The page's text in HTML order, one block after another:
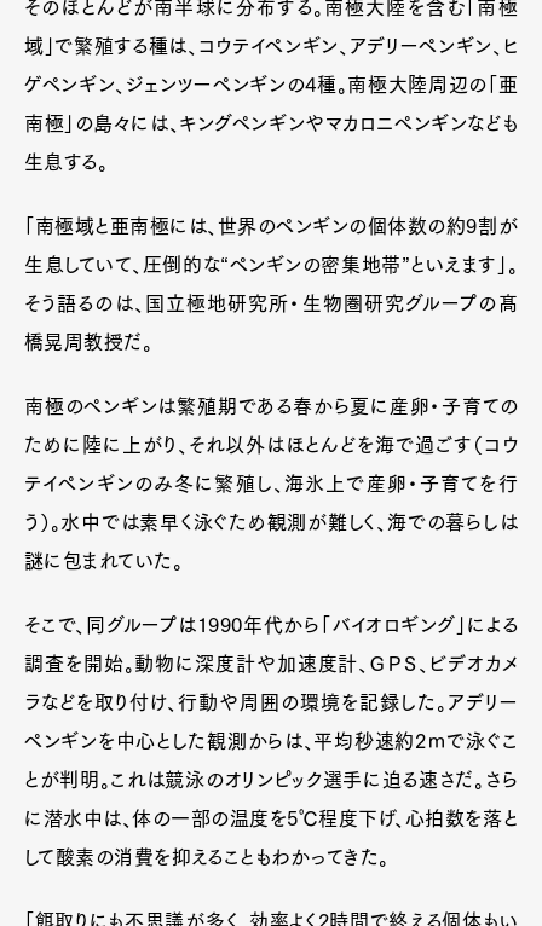
そのほとんどが南半球に分布する。南極大陸を含む「南極
域」で繁殖する種は、コウテイペンギン、アデリーペンギン、ヒ
ゲペンギン、ジェンツーペンギンの4種。南極大陸周辺の「亜
南極」の島々には、キングペンギンやマカロニペンギンなども
生息する。
「南極域と亜南極には、世界のペンギンの個体数の約9割が
生息していて、圧倒的な“ペンギンの密集地帯”といえます」。
そう語るのは、国立極地研究所・生物圏研究グループの髙
橋晃周教授だ。
南極のペンギンは繁殖期である春から夏に産卵・子育ての
ために陸に上がり、それ以外はほとんどを海で過ごす（コウ
テイペンギンのみ冬に繁殖し、海氷上で産卵・子育てを行
う）。水中では素早く泳ぐため観測が難しく、海での暮らしは
謎に包まれていた。
そこで、同グループは1990年代から「バイオロギング」による
調査を開始。動物に深度計や加速度計、ＧＰＳ、ビデオカメ
ラなどを取り付け、行動や周囲の環境を記録した。アデリー
ペンギンを中心とした観測からは、平均秒速約2ｍで泳ぐこ
とが判明。これは競泳のオリンピック選手に迫る速さだ。さら
に潜水中は、体の一部の温度を5℃程度下げ、心拍数を落と
して酸素の消費を抑えることもわかってきた。
「餌取りにも不思議が多く、効率よく2時間で終える個体もい